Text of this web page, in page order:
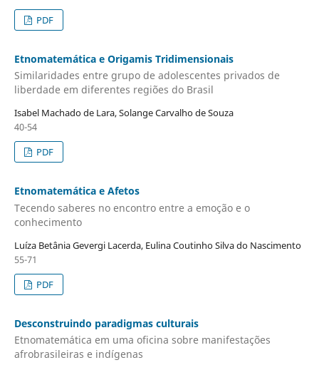
PDF
Etnomatemática e Origamis Tridimensionais
Similaridades entre grupo de adolescentes privados de
liberdade em diferentes regiões do Brasil
Isabel Machado de Lara, Solange Carvalho de Souza
40-54
PDF
Etnomatemática e Afetos
Tecendo saberes no encontro entre a emoção e o
conhecimento
Luíza Betânia Gevergi Lacerda, Eulina Coutinho Silva do Nascimento
55-71
PDF
Desconstruindo paradigmas culturais
Etnomatemática em uma oficina sobre manifestações
afrobrasileiras e indígenas